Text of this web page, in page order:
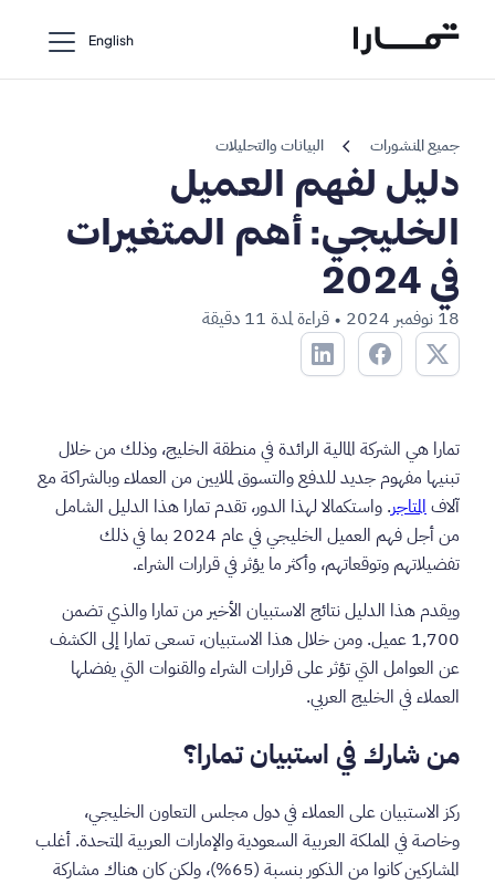
English
جميع المنشورات chevron_left البيانات والتحليلات
دليل لفهم العميل
الخليجي: أهم المتغيرات
في 2024
18 نوفمبر 2024 • قراءة لمدة 11 دقيقة
تمارا هي الشركة المالية الرائدة في منطقة الخليج، وذلك من خلال
تبنيها مفهوم جديد للدفع والتسوق لملايين من العملاء وبالشراكة مع
آلافالمتاجر. واستكمالا لهذا الدور، تقدم تمارا هذا الدليل الشامل
من أجل فهم العميل الخليجي في عام 2024 بما في ذلك
تفضيلاتهم وتوقعاتهم، وأكثر ما يؤثر في قرارات الشراء.
ويقدم هذا الدليل نتائج الاستبيان الأخير من تمارا والذي تضمن
1,700 عميل. ومن خلال هذا الاستبيان، تسعى تمارا إلى الكشف
عن العوامل التي تؤثر على قرارات الشراء والقنوات التي يفضلها
العملاء في الخليج العربي.
من شارك في استبيان تمارا؟
ركز الاستبيان على العملاء في دول مجلس التعاون الخليجي،
وخاصة في المملكة العربية السعودية والإمارات العربية المتحدة. أغلب
المشاركين كانوا من الذكور بنسبة (65%)، ولكن كان هناك مشاركة